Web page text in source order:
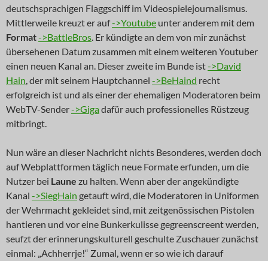
deutschsprachigen Flaggschiff im Videospielejournalismus.
Mittlerweile kreuzt er auf->Youtube unter anderem mit dem
Format->BattleBros. Er kündigte an dem von mir zunächst
übersehenen Datum zusammen mit einem weiteren Youtuber
einen neuen Kanal an. Dieser zweite im Bunde ist->David
Hain, der mit seinem Hauptchannel ->BeHaind recht
erfolgreich ist und als einer der ehemaligen Moderatoren beim
WebTV-Sender->Gigadafür auch professionelles Rüstzeug
mitbringt.
Nun wäre an dieser Nachricht nichts Besonderes, werden doch
auf Webplattformen täglich neue Formate erfunden, um die
Nutzer bei Laune zu halten. Wenn aber der angekündigte
Kanal ->SiegHain getauft wird, die Moderatoren in Uniformen
der Wehrmacht gekleidet sind, mit zeitgenössischen Pistolen
hantieren und vor eine Bunkerkulisse gegreenscreent werden,
seufzt der erinnerungskulturell geschulte Zuschauer zunächst
einmal: „Achherrje!“ Zumal, wenn er so wie ich darauf